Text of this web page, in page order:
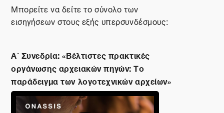
Μπορείτε να δείτε το σύνολο των
εισηγήσεων στους εξής υπερσυνδέσμους:
Α΄ Συνεδρία: «Βέλτιστες πρακτικές
οργάνωσης αρχειακών πηγών: Το
παράδειγμα των λογοτεχνικών αρχείων»